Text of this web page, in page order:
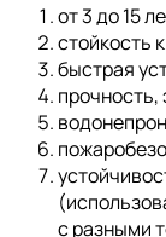
от 3 до 15
стойкость
быстрая
прочность,
с разными